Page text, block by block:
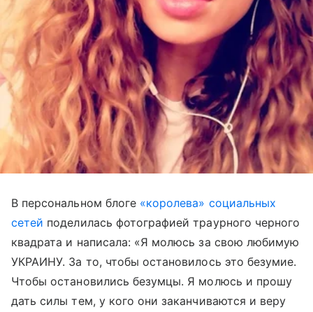
В персональном блоге «королева» социальных
сетей поделилась фотографией траурного черного
квадрата и написала: «Я молюсь за свою любимую
УКРАИНУ. За то, чтобы остановилось это безумие.
Чтобы остановились безумцы. Я молюсь и прошу
дать силы тем, у кого они заканчиваются и веру